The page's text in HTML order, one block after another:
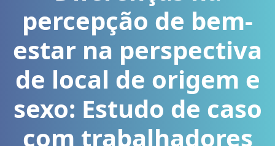
percepção de bem-
estar na perspectiva
de local de origem e
sexo: Estudo de caso
com trabalhadores